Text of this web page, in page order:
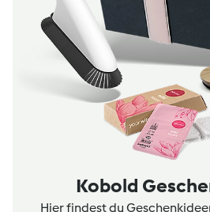
Kobold
Hier findest du